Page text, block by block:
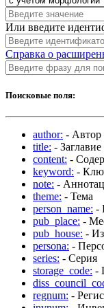
Или введите
Справка о
Поисковые поля:
author: - Автор
title: - Заглавие
content: -
keyword: -
note: -
theme: - Тема
person_name: -
pub_place: -
pub_house: -
persona: -
series: - Серия
storage_code: -
regnum: -